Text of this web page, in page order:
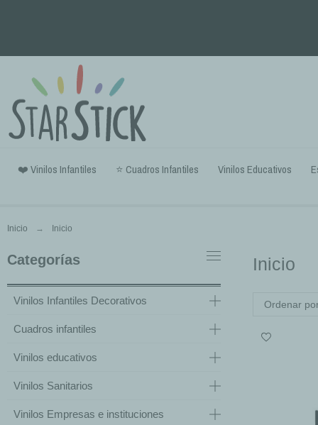
❤️ Vinilos Infantiles ⭐ Cuadros Infantiles Vinilos Educativos
Inicio Inicio
Categorías
Vinilos Infantiles Decorativos
Cuadros infantiles
Vinilos educativos
Vinilos Sanitarios
Vinilos Empresas e instituciones
Inicio
Ordenar